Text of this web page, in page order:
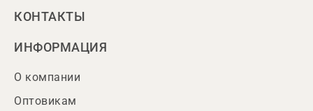
КОНТАКТЫ
ИНФОРМАЦИЯ
О компании
Оптовикам